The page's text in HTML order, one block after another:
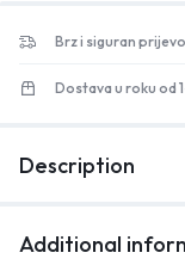
Brz i siguran
Dostava u roku od
Description
Additional